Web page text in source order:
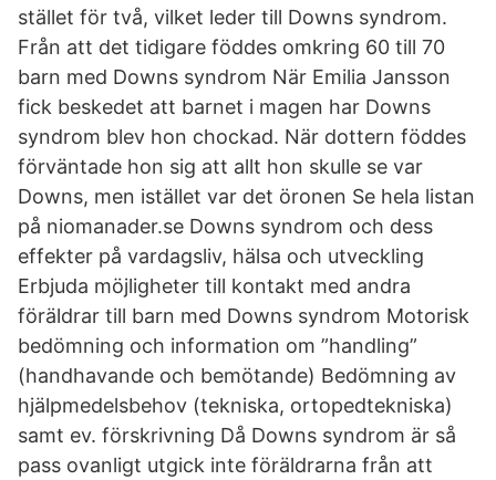
stället för två, vilket leder till Downs syndrom.
Från att det tidigare föddes omkring 60 till 70
barn med Downs syndrom När Emilia Jansson
fick beskedet att barnet i magen har Downs
syndrom blev hon chockad. När dottern föddes
förväntade hon sig att allt hon skulle se var
Downs, men istället var det öronen Se hela listan
på niomanader.se Downs syndrom och dess
effekter på vardagsliv, hälsa och utveckling
Erbjuda möjligheter till kontakt med andra
föräldrar till barn med Downs syndrom Motorisk
bedömning och information om ”handling”
(handhavande och bemötande) Bedömning av
hjälpmedelsbehov (tekniska, ortopedtekniska)
samt ev. förskrivning Då Downs syndrom är så
pass ovanligt utgick inte föräldrarna från att